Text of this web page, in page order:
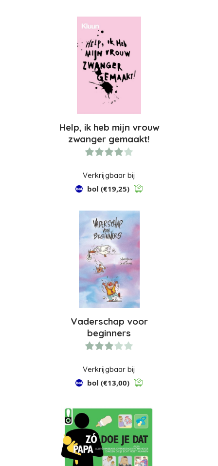
Help, ik heb mijn vrouw
zwanger gemaakt!
Verkrijgbaar bij
bol (€19,25)
Vaderschap voor
beginners
Verkrijgbaar bij
bol (€13,00)